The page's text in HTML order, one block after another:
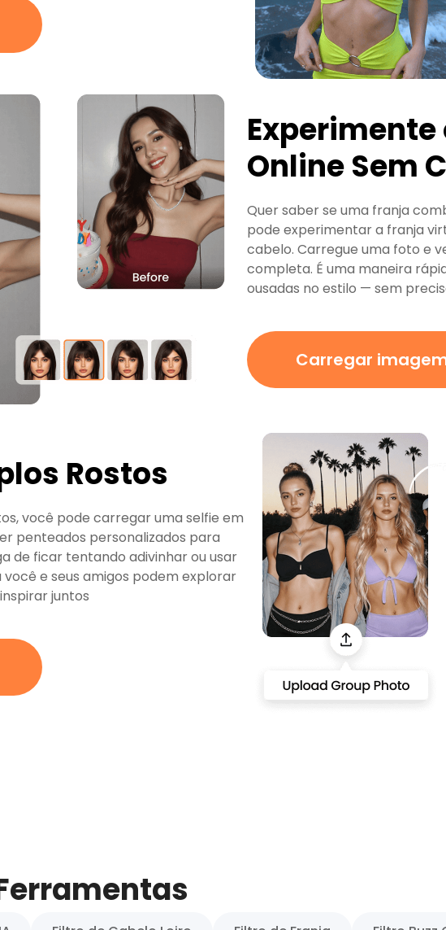
Experimente
Online Sem
Quer saber se uma franja
pode experimentar a franja
cabelo. Carregue uma foto e
completa. É uma maneira
ousadas no estilo — sem
Carregar
Rostos
você pode carregar uma selfie em
penteados personalizados para
de ficar tentando adivinhar ou usar
e seus amigos podem explorar
juntos